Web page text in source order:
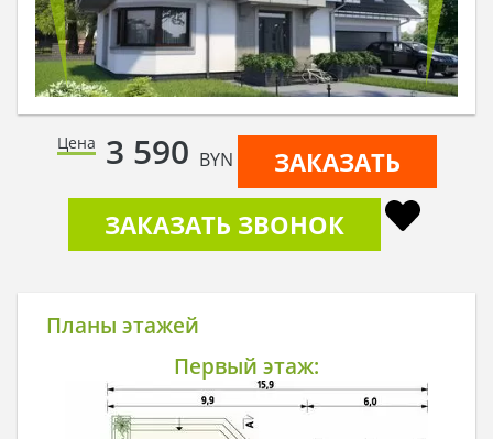
Цена 3 590 BYN
ЗАКАЗАТЬ
ЗАКАЗАТЬ ЗВОНОК
Планы этажей
Первый этаж: